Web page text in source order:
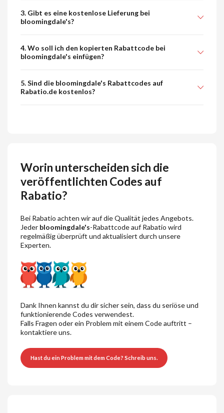
3. Gibt es eine kostenlose Lieferung bei
bloomingdale's?
4. Wo soll ich den kopierten Rabattcode bei
bloomingdale's einfügen?
5. Sind die bloomingdale's Rabattcodes auf
Rabatio.de kostenlos?
Worin unterscheiden sich die
veröffentlichten Codes auf
Rabatio?
Bei Rabatio achten wir auf die Qualität jedes Angebots.
Jeder bloomingdale's-Rabattcode auf Rabatio wird
regelmäßig überprüft und aktualisiert durch unsere
Experten.
Dank Ihnen kannst du dir sicher sein, dass du seriöse und
funktionierende Codes verwendest.
Falls Fragen oder ein Problem mit einem Code auftritt –
kontaktiere uns.
Hast du ein Problem mit dem Code? Schreib uns.